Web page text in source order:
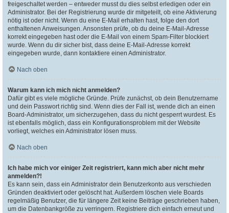
freigeschaltet werden – entweder musst du dies selbst erledigen oder ein
Administrator. Bei der Registrierung wurde dir mitgeteilt, ob eine Aktivierung
nötig ist oder nicht. Wenn du eine E-Mail erhalten hast, folge den dort
enthaltenen Anweisungen. Ansonsten prüfe, ob du deine E-Mail-Adresse
korrekt eingegeben hast oder die E-Mail von einem Spam-Filter blockiert
wurde. Wenn du dir sicher bist, dass deine E-Mail-Adresse korrekt
eingegeben wurde, dann kontaktiere einen Administrator.
Nach oben
Warum kann ich mich nicht anmelden?
Dafür gibt es viele mögliche Gründe. Prüfe zunächst, ob dein Benutzername
und dein Passwort richtig sind. Wenn dies der Fall ist, wende dich an einen
Board-Administrator, um sicherzugehen, dass du nicht gesperrt wurdest. Es
ist ebenfalls möglich, dass ein Konfigurationsproblem mit der Website
vorliegt, welches ein Administrator lösen muss.
Nach oben
Ich habe mich vor einiger Zeit registriert, kann mich aber nicht mehr
anmelden?!
Es kann sein, dass ein Administrator dein Benutzerkonto aus verschieden
Gründen deaktiviert oder gelöscht hat. Außerdem löschen viele Boards
regelmäßig Benutzer, die für längere Zeit keine Beiträge geschrieben haben,
um die Datenbankgröße zu verringern. Registriere dich einfach erneut und